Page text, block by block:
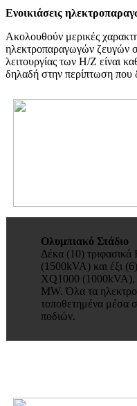
Ενοικιάσεις
Ακολουθούν μερικές
ηλεκτροπαραγωγών ζευγών
λειτουργίας των Η/Ζ είναι
δηλαδή στην περίπτωση που
Ολυμπιακό Στάδιο
Δέκα (10)
(1500kVA) και έξι
XQ1000 (1000kVA),
MW. Όλα τα
τοποθετημένα μέσα
ποδιών.